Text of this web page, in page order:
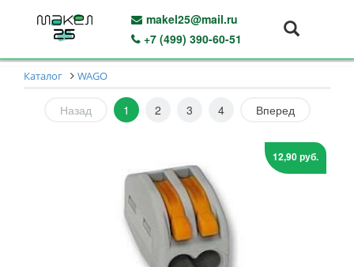
makel25@mail.ru
+7 (499) 390-60-51
Каталог WAGO
Назад 1 2 3 4 Вперед
12,90 руб.